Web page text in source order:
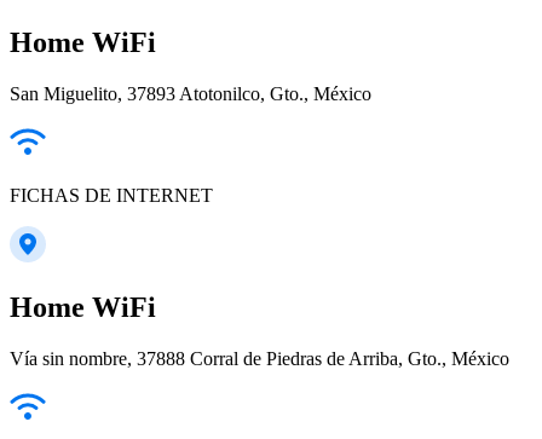
Home WiFi
San Miguelito, 37893 Atotonilco, Gto., México
FICHAS DE INTERNET
Home WiFi
Vía sin nombre, 37888 Corral de Piedras de Arriba, Gto., México